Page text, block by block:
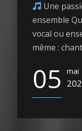
Une
ensemble
vocal ou
même :
05 mai